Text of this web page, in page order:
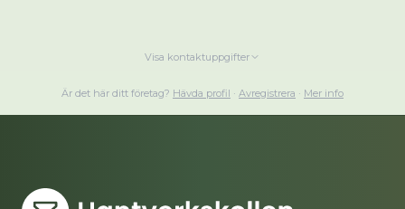
Visa kontaktuppgifter
Är det här ditt företag? Hävda profil · Avregistrera · Mer info